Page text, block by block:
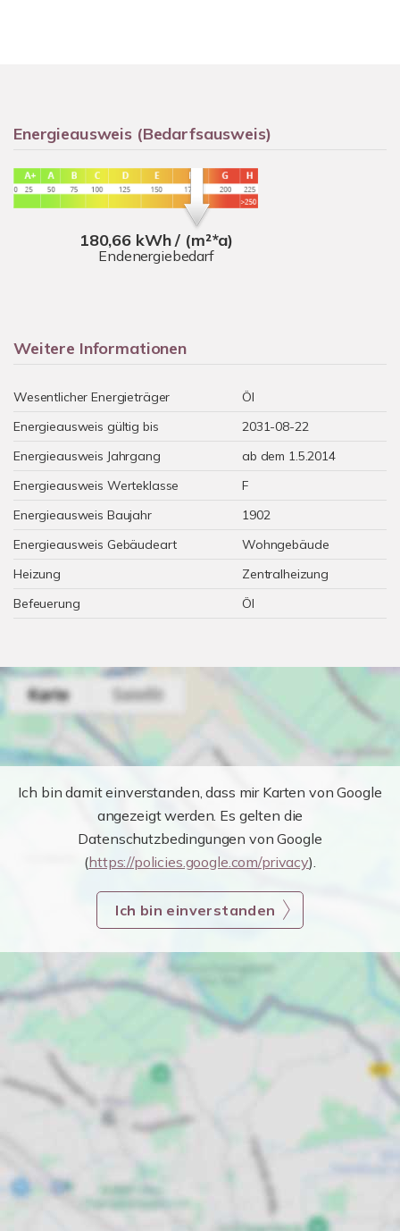
Energieausweis (Bedarfsausweis)
180,66 kWh / (m²*a)
Endenergiebedarf
Weitere Informationen
Wesentlicher Energieträger
Öl
Energieausweis gültig bis
2031-08-22
Energieausweis Jahrgang
ab dem 1.5.2014
Energieausweis Werteklasse
F
Energieausweis Baujahr
1902
Energieausweis Gebäudeart
Wohngebäude
Heizung
Zentralheizung
Befeuerung
Öl
Ich bin damit einverstanden, dass mir Karten von Google
angezeigt werden. Es gelten die
Datenschutzbedingungen von Google
(https://policies.google.com/privacy).
Ich bin einverstanden